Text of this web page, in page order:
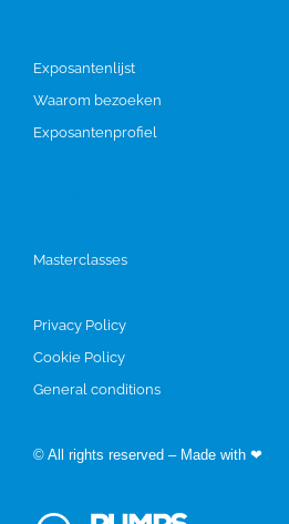
Exposantenlijst
Waarom bezoeken
Exposantenprofiel
Masterclasses
Privacy Policy
Cookie Policy
General conditions
© All rights reserved – Made with ❤